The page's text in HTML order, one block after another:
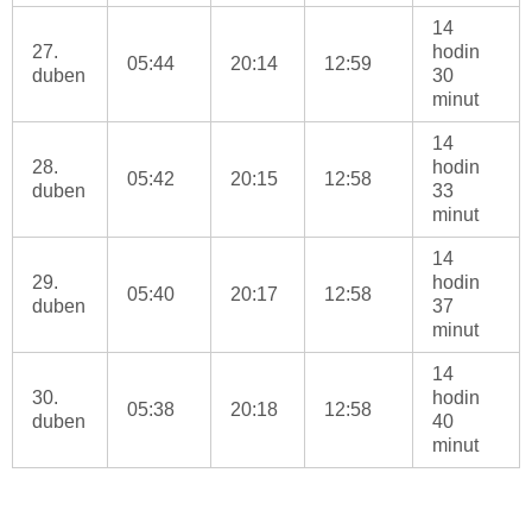
27.
duben
05:44 20:14 12:59
14
hodin
30
minut
28.
duben
05:42 20:15 12:58
14
hodin
33
minut
29.
duben
05:40 20:17 12:58
14
hodin
37
minut
30.
duben
05:38 20:18 12:58
14
hodin
40
minut